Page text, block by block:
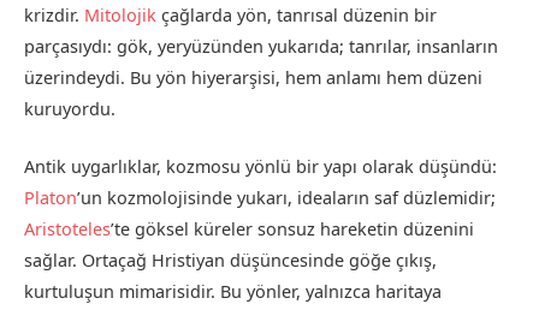
krizdir. Mitolojik çağlarda yön, tanrısal düzenin bir
parçasıydı: gök, yeryüzünden yukarıda; tanrılar, insanların
üzerindeydi. Bu yön hiyerarşisi, hem anlamı hem düzeni
kuruyordu.
Antik uygarlıklar, kozmosu yönlü bir yapı olarak düşündü:
Platon’un kozmolojisinde yukarı, ideaların saf düzlemidir;
Aristoteles’te göksel küreler sonsuz hareketin düzenini
sağlar. Ortaçağ Hristiyan düşüncesinde göğe çıkış,
kurtuluşun mimarisidir. Bu yönler, yalnızca haritaya